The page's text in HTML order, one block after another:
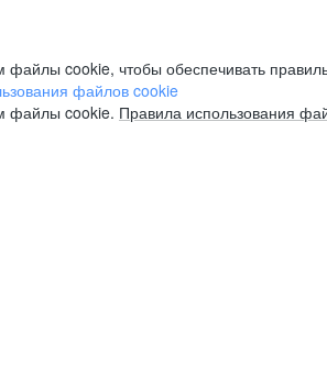
cookie, чтобы обеспечивать
файлов cookie
файлы cookie. Правила использования